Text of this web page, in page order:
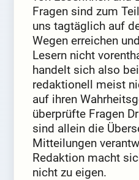
Fragen sind zum
uns tagtäglich auf
Wegen erreichen
Lesern nicht
handelt sich also
redaktionell meist
auf ihren
überprüfte Fragen
sind allein die
Mitteilungen
Redaktion macht
nicht zu eigen.